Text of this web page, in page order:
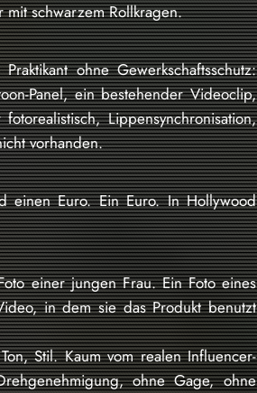
mit schwarzem Rollkragen.
ohne Gewerkschaftsschutz:
Panel, ein bestehender Videoclip,
Lippensynchronisation,
vorhanden.
einen Euro. Ein Euro. In Hollywood
einer jungen Frau. Ein Foto eines
in dem sie das Produkt benutzt
Stil. Kaum vom realen Influencer-
ohne Gage, ohne